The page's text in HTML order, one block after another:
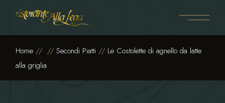
Home Secondi Piatti
Le Costolette di agnello da latte
alla griglia